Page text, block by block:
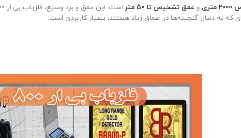
و عمق تشخیص تا 50 متر
که به دنبال گنجینه‌ها در اعماق زیاد هستند، بسیار کاربردی است.